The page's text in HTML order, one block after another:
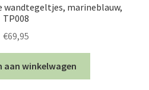
wandtegeltjes, marineblauw,
TP008
€69,95
aan winkelwagen